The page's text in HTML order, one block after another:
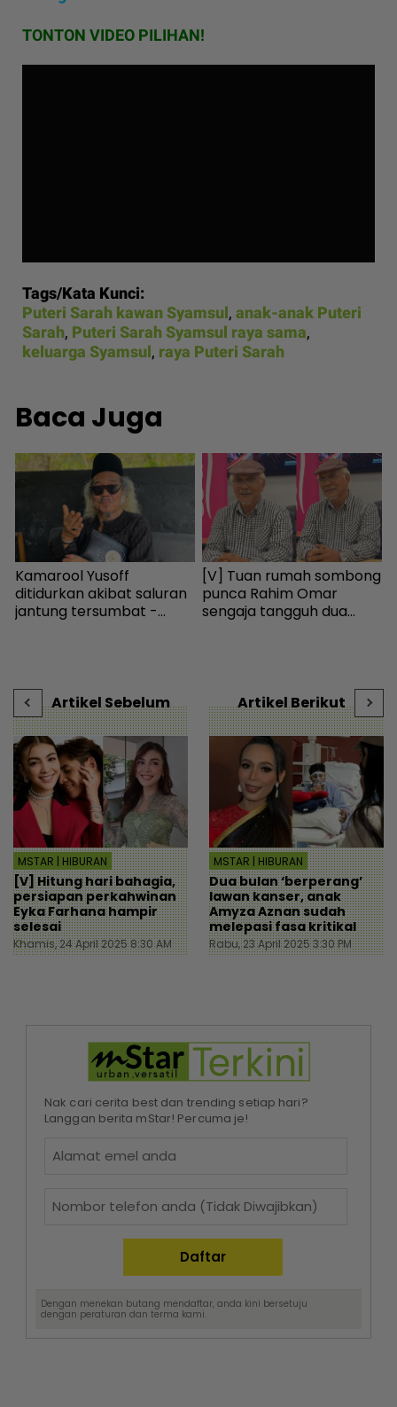
TONTON VIDEO PILIHAN!
Tags/Kata Kunci:
Puteri Sarah kawan Syamsul, anak-anak Puteri
Sarah, Puteri Sarah Syamsul raya sama,
keluarga Syamsul, raya Puteri Sarah
Baca Juga
Kamarool Yusoff
ditidurkan akibat saluran
jantung tersumbat -
[V] Tuan rumah sombong
punca Rahim Omar
sengaja tangguh dua
Artikel Sebelum
MSTAR | HIBURAN
[V] Hitung hari bahagia,
persiapan perkahwinan
Eyka Farhana hampir
selesai
Khamis, 24 April 2025 8:30 AM
Artikel Berikut
MSTAR | HIBURAN
Dua bulan ‘berperang’
lawan kanser, anak
Amyza Aznan sudah
melepasi fasa kritikal
Rabu, 23 April 2025 3:30 PM
Nak cari cerita best dan trending setiap hari?
Langgan berita mStar! Percuma je!
Dengan menekan butang mendaftar, anda kini bersetuju
dengan peraturan dan terma kami.